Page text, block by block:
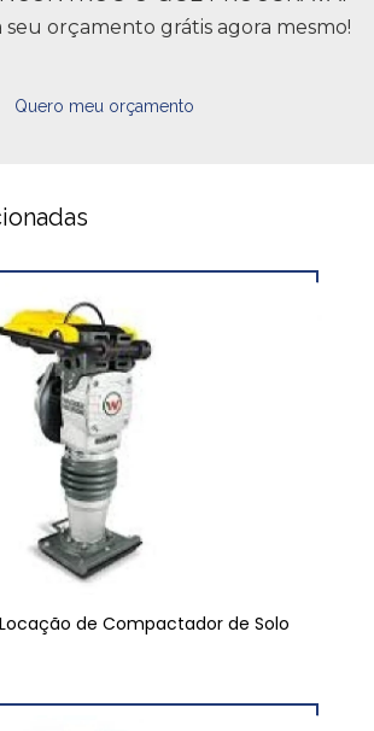
seu orçamento grátis agora mesmo!
Quero meu orçamento
de Compactador de Solo